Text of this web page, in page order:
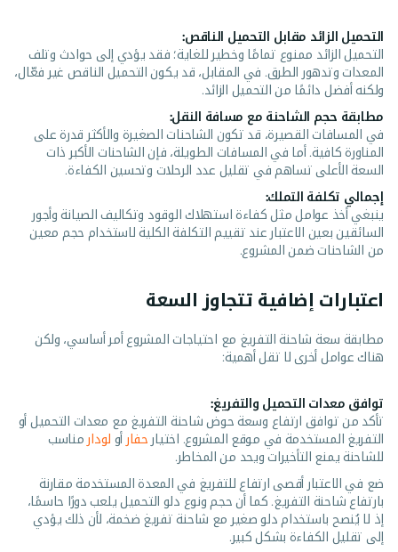
التحميل الزائد مقابل التحميل الناقص:
التحميل الزائد ممنوع تمامًا وخطير للغاية؛ فقد يؤدي إلى حوادث وتلف
المعدات وتدهور الطرق. في المقابل، قد يكون التحميل الناقص غير فعّال،
ولكنه أفضل دائمًا من التحميل الزائد.
مطابقة حجم الشاحنة مع مسافة النقل:
في المسافات القصيرة، قد تكون الشاحنات الصغيرة والأكثر قدرة على
المناورة كافية. أما في المسافات الطويلة، فإن الشاحنات الأكبر ذات
السعة الأعلى تساهم في تقليل عدد الرحلات وتحسين الكفاءة.
إجمالي تكلفة التملك:
ينبغي أخذ عوامل مثل كفاءة استهلاك الوقود وتكاليف الصيانة وأجور
السائقين بعين الاعتبار عند تقييم التكلفة الكلية لاستخدام حجم معين
من الشاحنات ضمن المشروع.
اعتبارات إضافية تتجاوز السعة
مطابقة سعة شاحنة التفريغ مع احتياجات المشروع أمر أساسي، ولكن
هناك عوامل أخرى لا تقل أهمية:
توافق معدات التحميل والتفريغ:
تأكد من توافق ارتفاع وسعة حوض شاحنة التفريغ مع معدات التحميل أو
التفريغ المستخدمة في موقع المشروع. اختيار حفار أو لودار مناسب
للشاحنة يمنع التأخيرات ويحد من المخاطر.
ضع في الاعتبار أقصى ارتفاع للتفريغ في المعدة المستخدمة مقارنة
بارتفاع شاحنة التفريغ. كما أن حجم ونوع دلو التحميل يلعب دورًا حاسمًا،
إذ لا يُنصح باستخدام دلو صغير مع شاحنة تفريغ ضخمة، لأن ذلك يؤدي
إلى تقليل الكفاءة بشكل كبير.